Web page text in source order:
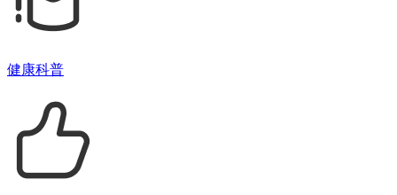
健康科普